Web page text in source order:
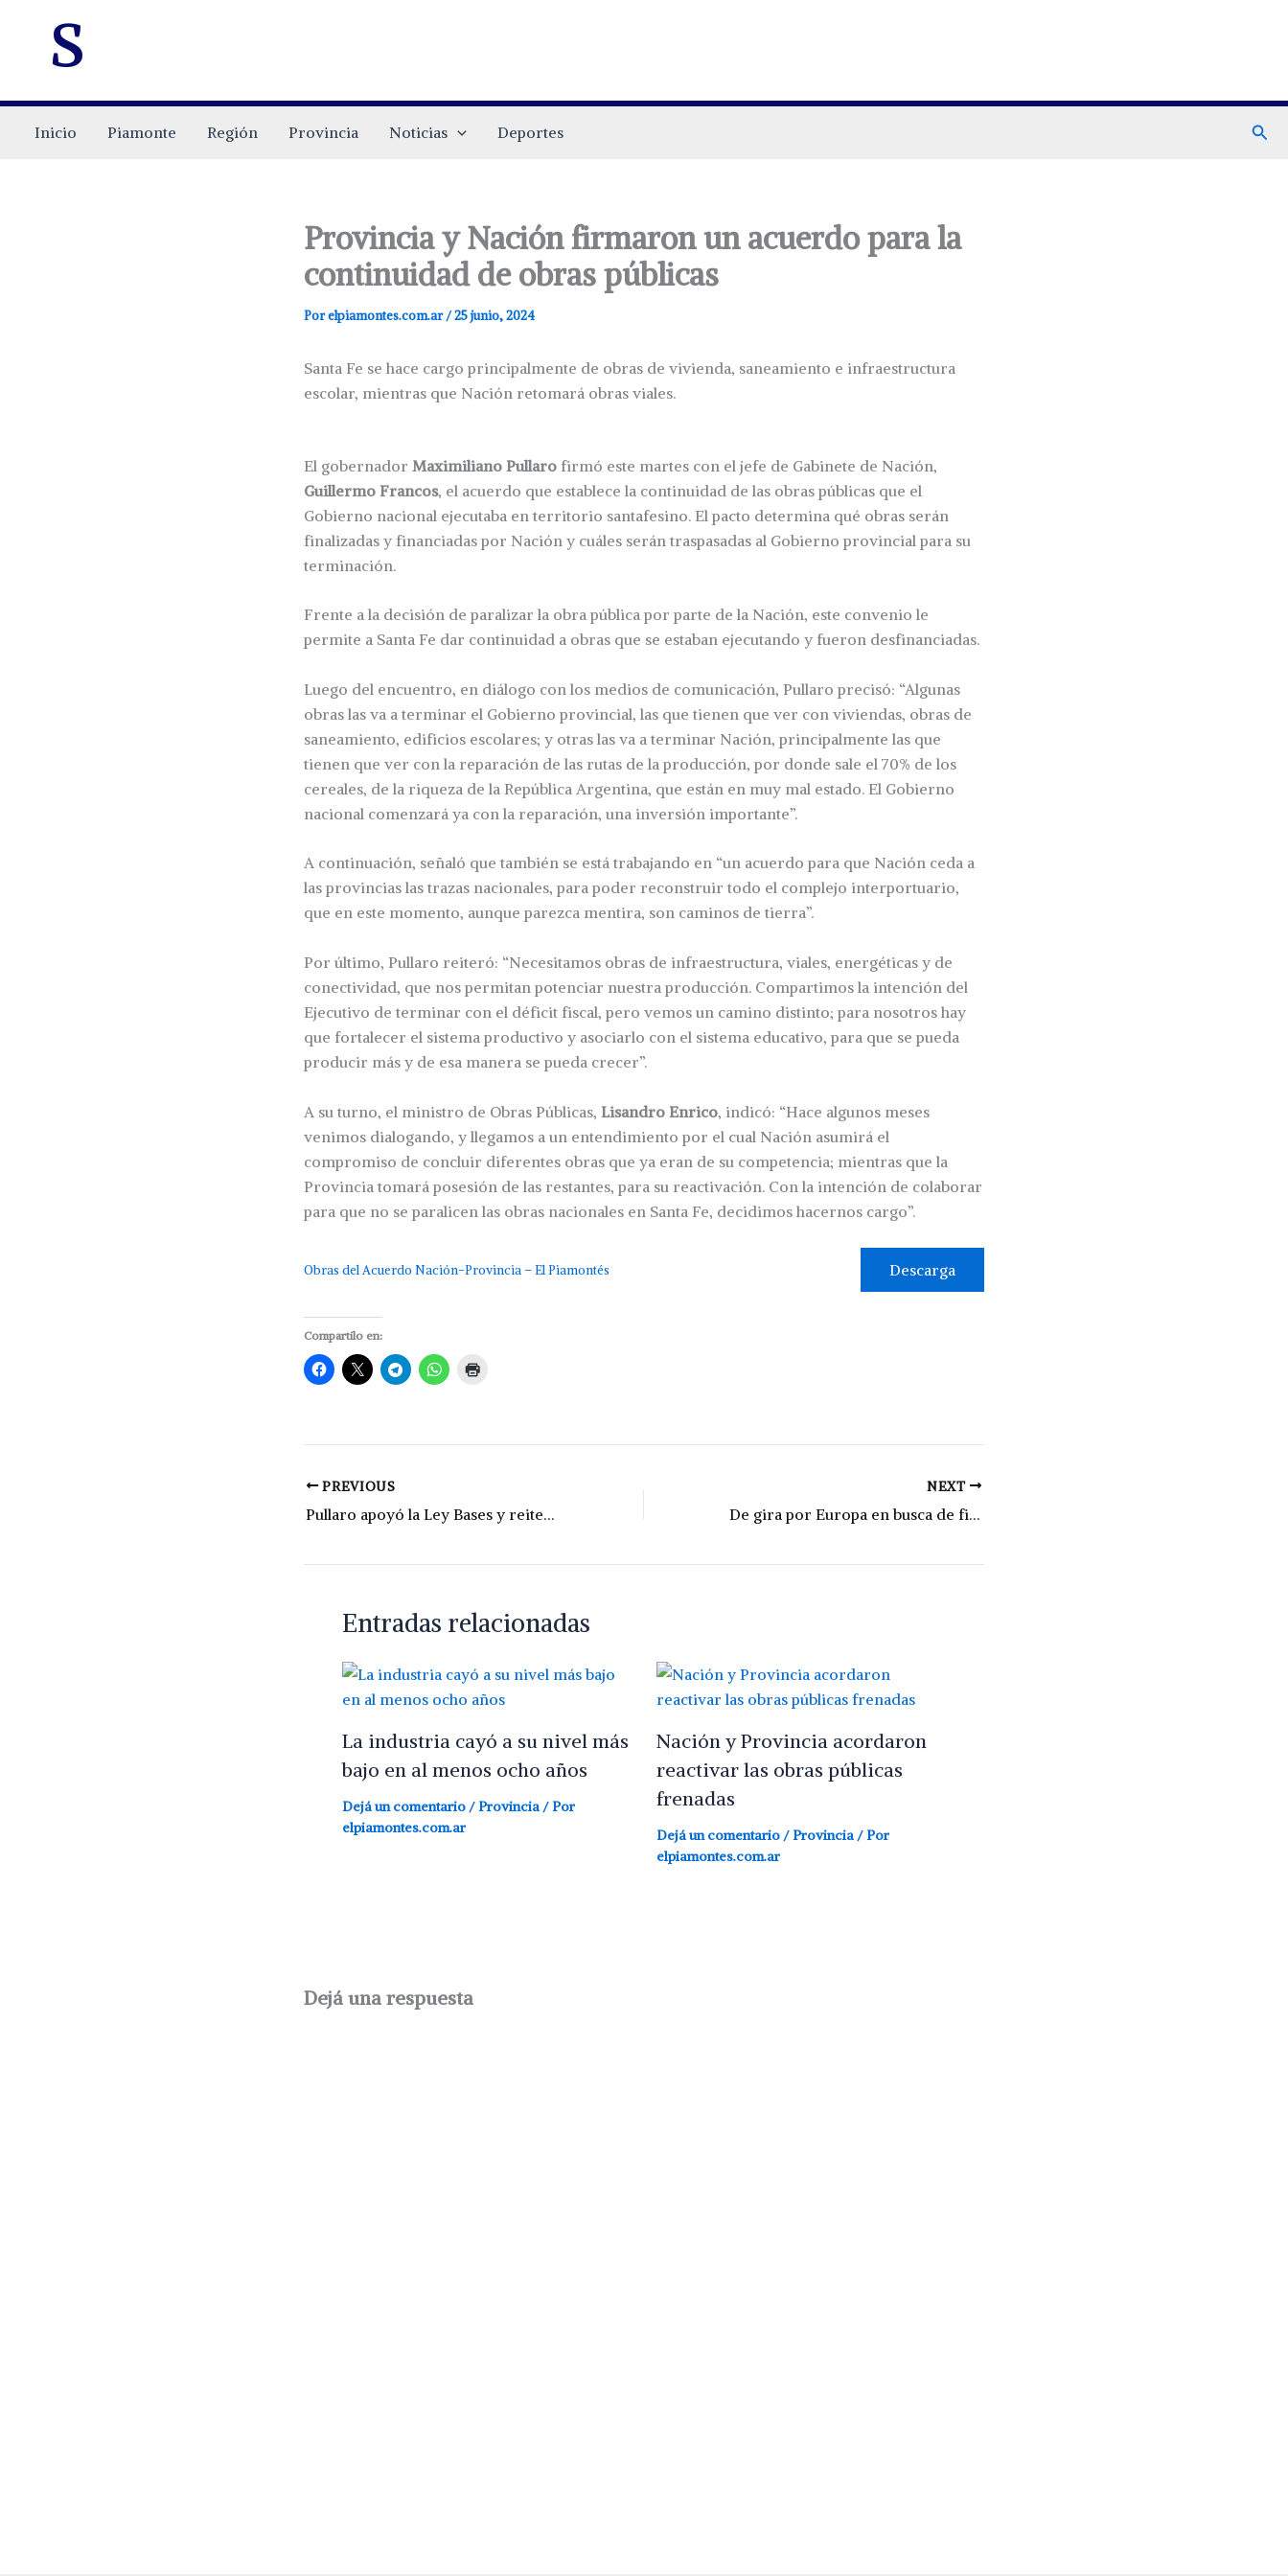
s
Inicio Piamonte Región Provincia Noticias Deportes
Provincia y Nación firmaron un acuerdo para la
continuidad de obras públicas
Porelpiamontes.com.ar/25 junio, 2024
Santa Fe se hace cargo principalmente de obras de vivienda, saneamiento e infraestructura
escolar, mientras que Nación retomará obras viales.
El gobernador Maximiliano Pullaro firmó este martes con el jefe de Gabinete de Nación,
Guillermo Francos, el acuerdo que establece la continuidad de las obras públicas que el
Gobierno nacional ejecutaba en territorio santafesino. El pacto determina qué obras serán
finalizadas y financiadas por Nación y cuáles serán traspasadas al Gobierno provincial para su
terminación.
Frente a la decisión de paralizar la obra pública por parte de la Nación, este convenio le
permite a Santa Fe dar continuidad a obras que se estaban ejecutando y fueron desfinanciadas.
Luego del encuentro, en diálogo con los medios de comunicación, Pullaro precisó: “Algunas
obras las va a terminar el Gobierno provincial, las que tienen que ver con viviendas, obras de
saneamiento, edificios escolares; y otras las va a terminar Nación, principalmente las que
tienen que ver con la reparación de las rutas de la producción, por donde sale el 70% de los
cereales, de la riqueza de la República Argentina, que están en muy mal estado. El Gobierno
nacional comenzará ya con la reparación, una inversión importante”.
A continuación, señaló que también se está trabajando en “un acuerdo para que Nación ceda a
las provincias las trazas nacionales, para poder reconstruir todo el complejo interportuario,
que en este momento, aunque parezca mentira, son caminos de tierra”.
Por último, Pullaro reiteró: “Necesitamos obras de infraestructura, viales, energéticas y de
conectividad, que nos permitan potenciar nuestra producción. Compartimos la intención del
Ejecutivo de terminar con el déficit fiscal, pero vemos un camino distinto; para nosotros hay
que fortalecer el sistema productivo y asociarlo con el sistema educativo, para que se pueda
producir más y de esa manera se pueda crecer”.
A su turno, el ministro de Obras Públicas, Lisandro Enrico, indicó: “Hace algunos meses
venimos dialogando, y llegamos a un entendimiento por el cual Nación asumirá el
compromiso de concluir diferentes obras que ya eran de su competencia; mientras que la
Provincia tomará posesión de las restantes, para su reactivación. Con la intención de colaborar
para que no se paralicen las obras nacionales en Santa Fe, decidimos hacernos cargo”.
Obras del Acuerdo Nación-Provincia – El Piamontés Descarga
Compartilo en:
PREVIOUS
Pullaro apoyó la Ley Bases y reiteró la defensa al campo y a la industria
NEXT
De gira por Europa en busca de financiamiento para obras públicas
Entradas relacionadas
La industria cayó a su nivel más
bajo en al menos ocho años
Dejá un comentario /Provincia / Por
elpiamontes.com.ar
Nación y Provincia acordaron
reactivar las obras públicas
frenadas
Dejá un comentario /Provincia/ Por
elpiamontes.com.ar
Dejá una respuesta